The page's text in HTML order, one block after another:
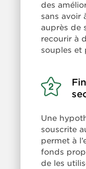
des
sans avoir
auprès de
recourir à
souples et
Une
souscrite
permet à
fonds
de les
Learn
More:
secondaire